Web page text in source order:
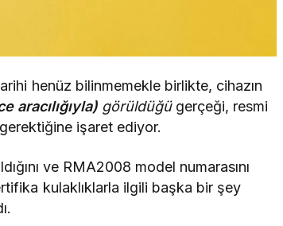
henüz bilinmemekle birlikte, cihazın
aracılığıyla) görüldüğügerçeği, resmi
işaret ediyor.
ve RMA2008 model numarasını
kulaklıklarla ilgili başka bir şey